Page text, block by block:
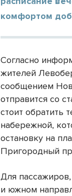
комфортом
Согласно
жителей
сообщением
отправится со
стоит обратить
набережной,
остановку на
Пригородный
Для
и южном